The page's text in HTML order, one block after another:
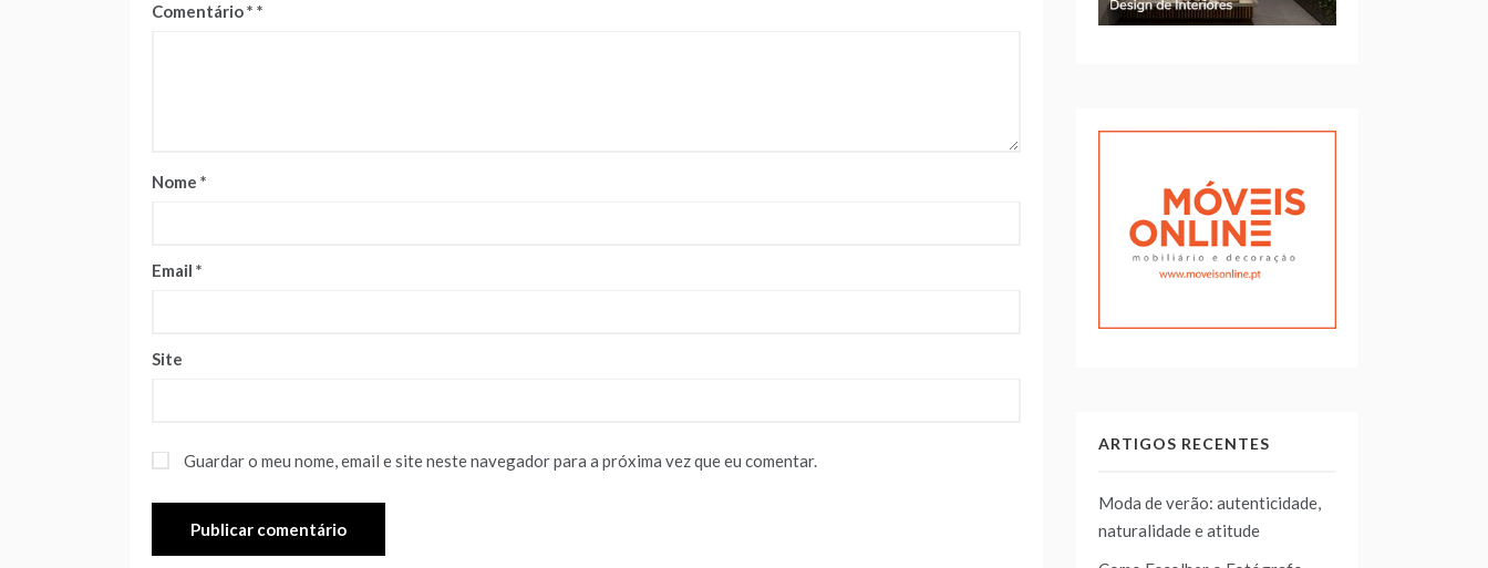
Comentário*
Nome *
Email *
Site
Guardar o meu nome, email e site neste navegador para a próxima vez que eu comentar.
ARTIGOS RECENTES
Moda de verão: autenticidade,
naturalidade e atitude